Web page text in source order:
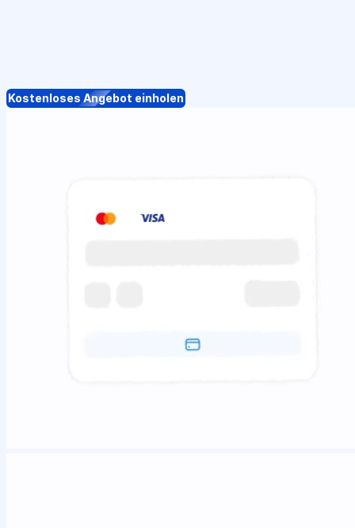
Kostenloses Angebot einholen